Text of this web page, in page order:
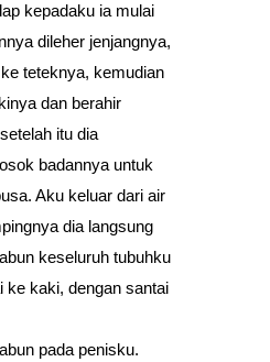
kepadaku ia mulai
dileher jenjangnya,
teteknya, kemudian
dan berahir
itu dia
badannya untuk
Aku keluar dari air
dia langsung
keseluruh tubuhku
ke kaki, dengan santai
pada penisku.